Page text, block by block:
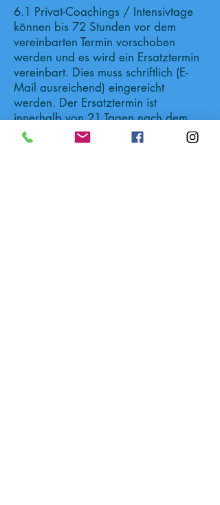
6.1 Privat-Coachings / Intensivtage
können bis 72 Stunden vor dem
vereinbarten Termin vorschoben
werden und es wird ein Ersatztermin
vereinbart. Dies muss schriftlich (E-
Mail ausreichend) eingereicht
werden. Der Ersatztermin ist
innerhalb von 21 Tagen nach dem
ursprünglichen Termin
wahrzunehmen, sofern dies nicht aus